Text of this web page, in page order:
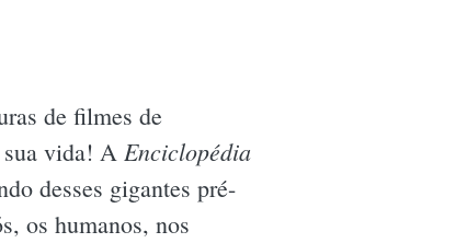
de filmes de
sua vida! A Enciclopédia
desses gigantes pré-
os humanos, nos